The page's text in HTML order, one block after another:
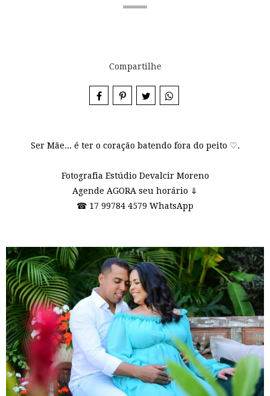
Compartilhe
Ser Mãe... é ter o coração batendo fora do peito ♡.
Fotografia Estúdio Devalcir Moreno
Agende AGORA seu horário ⇓
☎ 17 99784 4579 WhatsApp